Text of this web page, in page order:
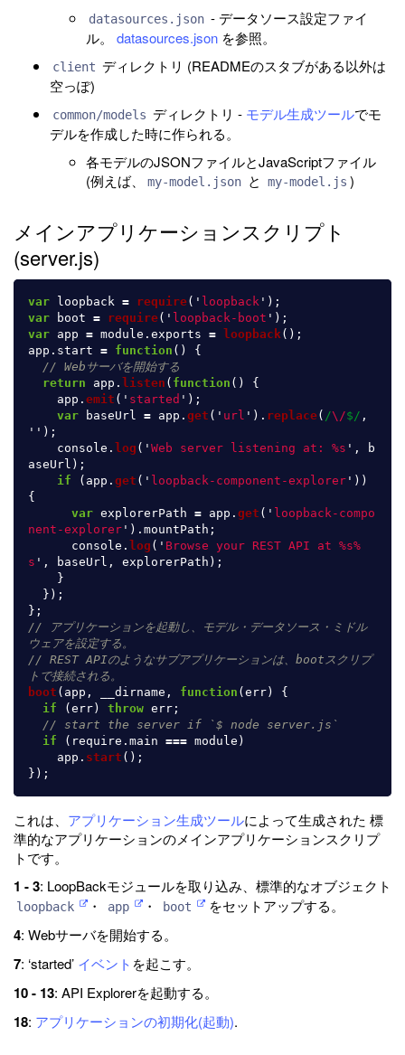
datasources.json - データソース設定ファイ
ル。 datasources.json を参照。
client ディレクトリ (READMEのスタブがある以外は
空っぽ)
common/models ディレクトリ - モデル生成ツールでモ
デルを作成した時に作られる。
各モデルのJSONファイルとJavaScriptファイル
(例えば、
my-model.json と my-model.js )
メインアプリケーションスクリプト
(server.js)
var loopback = require( ' loopback ' );
var
boot = require( ' loopback-boot ' );
var app = module . exports = loopback ();
app . start = function ()
{
// Webサーバを開始する
return
app . listen ( function ()
{
app . emit ( ' started ' );
var
baseUrl = app . get ( ' url ' ). replace( /\/$/ ,
'' );
console . log ( ' Web server listening at: %s ' ,
b
aseUrl );
if
( app . get ( ' loopback-component-explorer ' ))
{
var explorerPath = app . get ( ' loopback-compo
nent-explorer ' ). mountPath ;
console . log ( ' Browse your REST API at %s%
s ' , baseUrl , explorerPath );
}
});
};
// アプリケーションを起動し、モデル・データソース・ミドル
ウェアを設定する。
// REST APIのようなサブアプリケーションは、bootスクリプ
トで接続される。
boot ( app , __dirname , function (err)
{
if
(err) throw err ;
// start the server if `$ node server.js`
if
( require . main === module )
app . start ();
});
これは、 アプリケーション生成ツールによって生成された 標
準的なアプリケーションのメインアプリケーションスクリプ
トです。
1 - 3: LoopBackモジュールを取り込み、標準的なオブジェクト
loopback ・ app ・ boot をセットアップする。
4: Webサーバを開始する。
7: ‘started’ イベント を起こす。
10 - 13: API Explorerを起動する。
18: アプリケーションの初期化(起動).